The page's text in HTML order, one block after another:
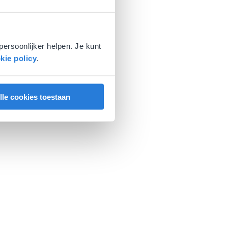
helpen. Je kunt
policy.
cookies toestaan